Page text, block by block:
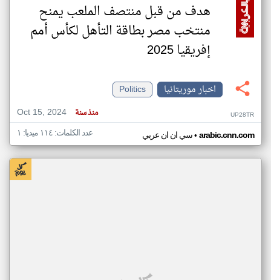
هدف من قبل منتصف الملعب يمنح
منتخب مصر بطاقة التأهل لكأس أمم
إفريقيا 2025
اخبار موريتانيا
Politics
Oct 15, 2024
منذ سنة UP28TR
سي ان ان عربي• arabic.cnn.com عدد الكلمات: ١١٤ ميديا: ١